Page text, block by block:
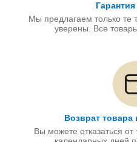
Мы предлагаем только те
уверены. Все
Возврат товара
Вы можете отказаться